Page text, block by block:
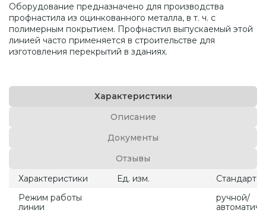
Оборудование предназначено для производства
профнастила из оцинкованного металла, в т. ч. с
полимерным покрытием. Профнастил выпускаемый этой
линией часто применяется в строительстве для
изготовления перекрытий в зданиях.
Характеристики
Описание
Документы
Отзывы
Характеристики
Ед. изм.
Стандарт
Режим работы
линии
ручной/